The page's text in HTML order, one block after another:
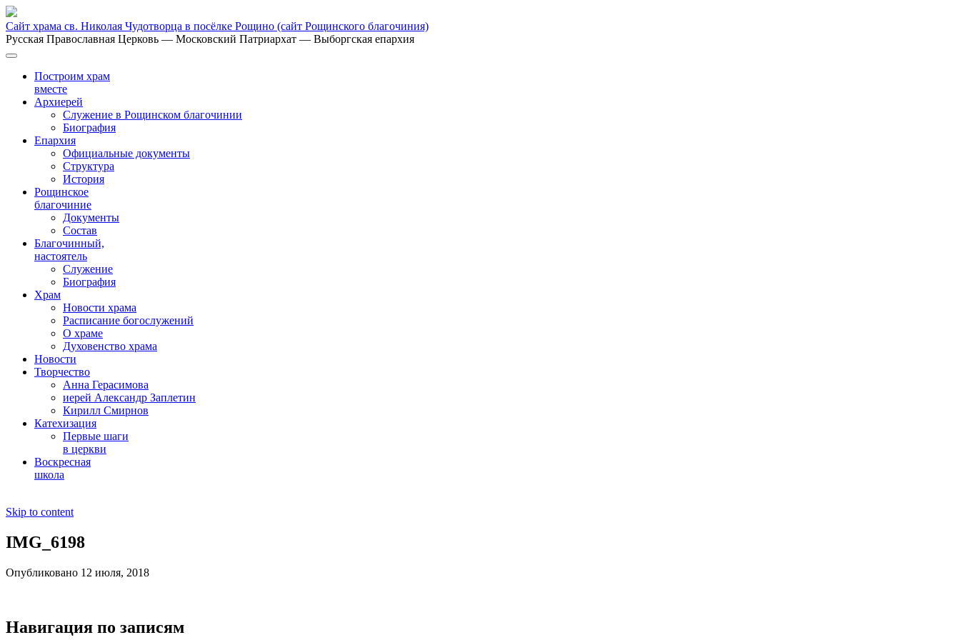
Сайт храма св. Николая Чудотворца в посёлке Рощино (сайт Рощинского благочиния)
Русская Православная Церковь — Московский Патриархат — Выборгская епархия
Построим храм
вместе
Архиерей
Служение в Рощинском благочинии
Биография
Епархия
Официальные документы
Структура
История
Рощинское
благочиние
Документы
Состав
Благочинный,
настоятель
Служение
Биография
Храм
Новости храма
Расписание богослужений
О храме
Духовенство храма
Новости
Творчество
Анна Герасимова
иерей Александр Заплетин
Кирилл Смирнов
Катехизация
Первые шаги
в церкви
Воскресная
школа
Skip to content
IMG_6198
Опубликовано 12 июля, 2018
Навигация по записям